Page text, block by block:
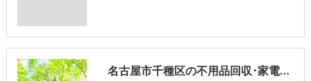
名古屋市千種区の不用品回収･家電リユース市場の評判